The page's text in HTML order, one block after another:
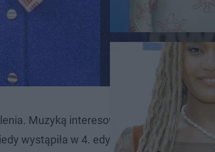
Muzyką interesowała się od dziecka,
wystąpiła w 4. edycji programu "The